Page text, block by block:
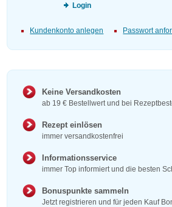
Login
Kundenkonto anlegen Passwort
Keine Versandkosten
ab 19 € Bestellwert und bei
Rezept einlösen
immer versandkostenfrei
Informationsservice
immer Top informiert und die besten
Bonuspunkte sammeln
Jetzt registrieren und für jeden Kauf